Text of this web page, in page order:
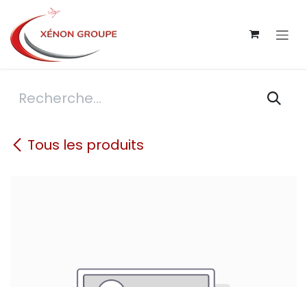
Se rendre au contenu
Tous les produits